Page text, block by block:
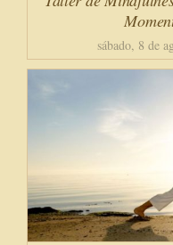
sábado, 8 de